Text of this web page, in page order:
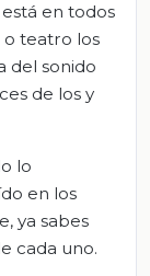
en todos
o teatro los
del sonido
de los y
lo
en los
ya sabes
cada uno.